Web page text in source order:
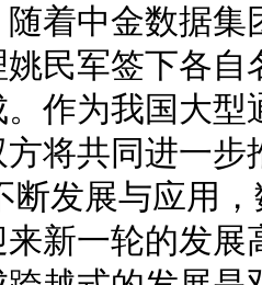
着中金数据
民军签下各
作为我国大
将共同进一
断发展与应用
新一轮的发